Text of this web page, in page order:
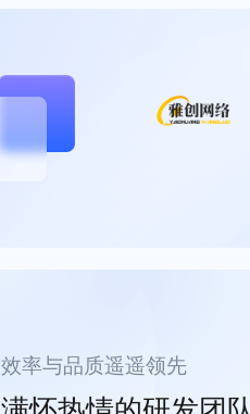
效率与品质遥遥领先